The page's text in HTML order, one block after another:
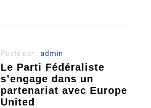
Posté par :admin
Le Parti Fédéraliste
s’engage dans un
partenariat avec Europe
United